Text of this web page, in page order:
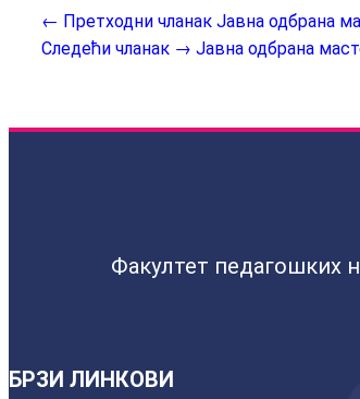
← Претходни чланак Јавна одбрана
Следећи чланак → Јавна одбрана
Факултет педагошких
БРЗИ ЛИНКОВИ